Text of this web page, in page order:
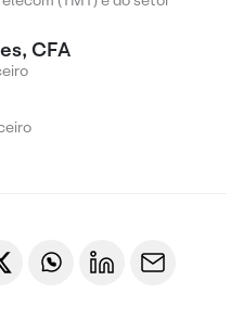
CFA